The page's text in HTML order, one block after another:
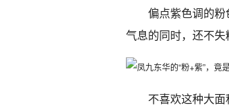
偏点紫色调的
气息的同时，还不失
不喜欢这种大